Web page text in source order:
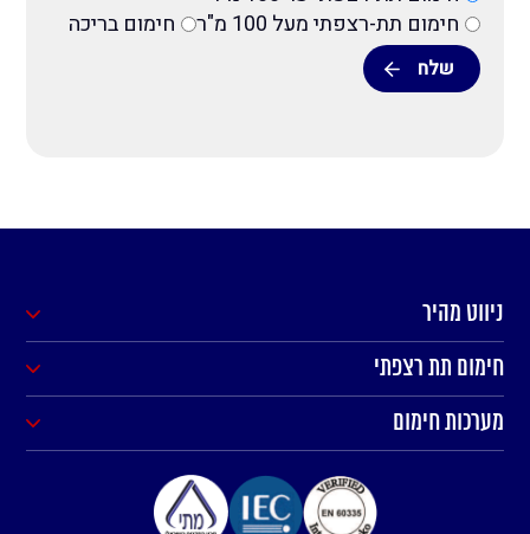
חימום תת-רצפתי מעל 100 מ"ר
חימום בריכה
ניווט מהיר
חימום תת רצפתי
מערכות חימום